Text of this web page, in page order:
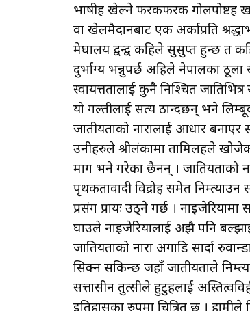
भाषीहरू खेल्ने फरकफरक
वा खेलमैदानबाट एक अर्काप्रति
मेघालय द्वन्द्व कहिले सुसुप्त हुन्छ त
दुर्भाग्य भन्नुपर्छ अहिले नेपालका ठूला
स्वायत्ततालाई कुनै निश्चित
यो गल्तीलाई सत्य ठान्दछन् भने
जातीयताको नारालाई आधार बनाएर
उनीहरुले श्रीलंकामा तामिलहरूले
माग भने गरेका छैनन् । जातियताको
पृथकतावादी विद्रोह समेत
प्रसंग प्रायः उठ्ने गर्छ ।
घाउले नाइजेरियालाई अझै पनि
जातियताको नारा अगाडि सार्दा
सिक्न सकिन्छ जहाँ जातीयताले
सत्तासीन तुत्सीले हुटुहरूलाई
इतिहासका रुपमा चित्रित छ ।